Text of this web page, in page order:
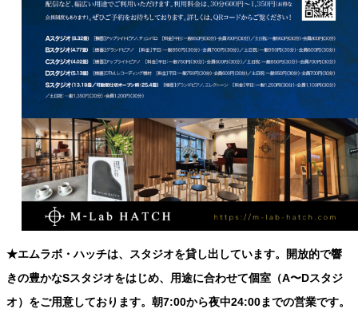
★エムラボ・ハッチは、スタジオを貸し出しています。開放的で響
きの豊かなSスタジオをはじめ、用途に合わせて個室（A〜Dスタジ
オ）をご用意しております。朝7:00から夜中24:00までの営業です。